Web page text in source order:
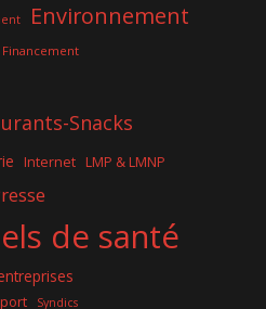
Environnement
Financement
Snacks
Internet LMP & LMNP
de santé
Syndics